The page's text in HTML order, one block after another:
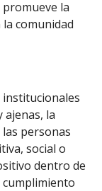
promueve la
comunidad
institucionales
ajenas, la
personas
social o
dentro de
cumplimiento